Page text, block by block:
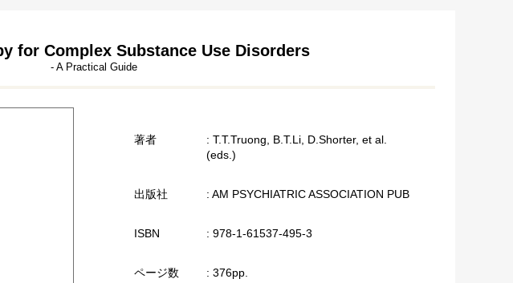
for Complex Substance Use Disorders
- A Practical Guide
著者
: T.T.Truong, B.T.Li, D.Shorter, et al.
(eds.)
出版社 : AM PSYCHIATRIC ASSOCIATION PUB
ISBN : 978-1-61537-495-3
ページ数 : 376pp.